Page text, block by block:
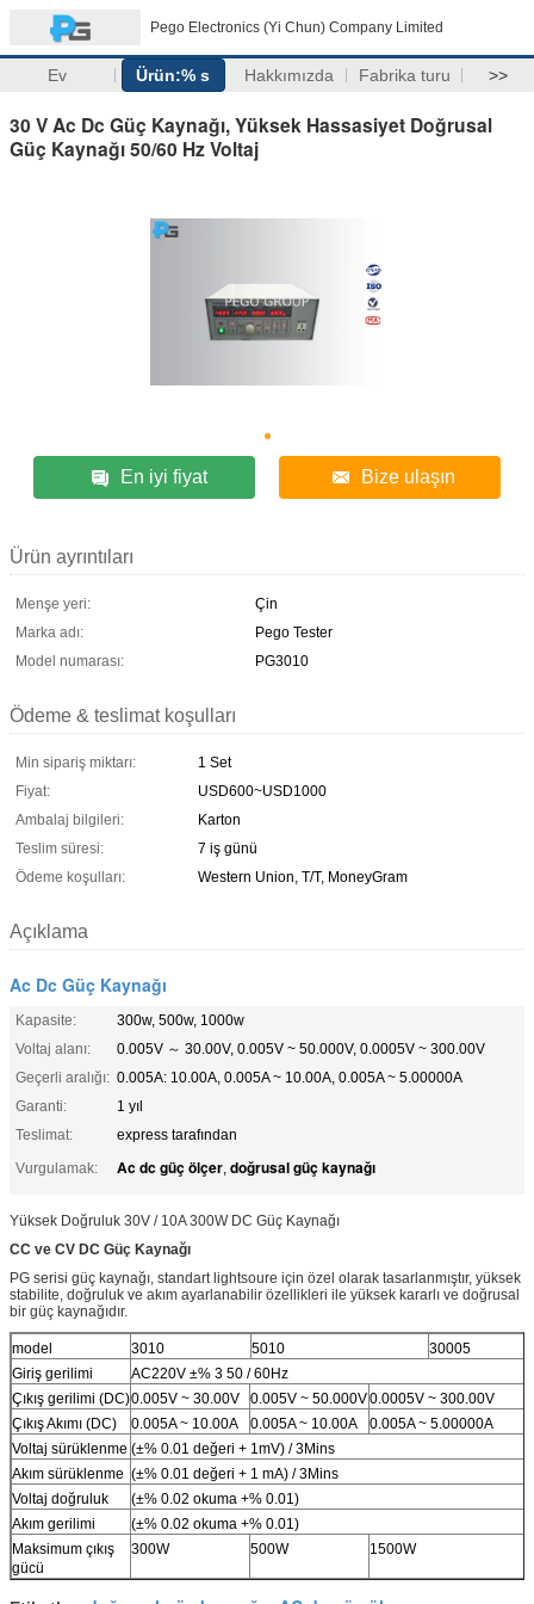
Pego Electronics (Yi Chun) Company Limited
Ev Ürün:% s Hakkımızda Fabrika turu >>
30 V Ac Dc Güç Kaynağı, Yüksek Hassasiyet Doğrusal
Güç Kaynağı 50/60 Hz Voltaj
En iyi fiyat Bize ulaşın
Ürün ayrıntıları
Menşe yeri:
Çin
Marka adı:
Pego Tester
Model numarası:
PG3010
Ödeme & teslimat koşulları
Min sipariş miktarı:
1 Set
Fiyat:
USD600~USD1000
Ambalaj bilgileri:
Karton
Teslim süresi:
7 iş günü
Ödeme koşulları:
Western Union, T/T, MoneyGram
Açıklama
Ac Dc Güç Kaynağı
Kapasite:
300w, 500w, 1000w
Voltaj alanı:
0.005V ～ 30.00V, 0.005V ~ 50.000V, 0.0005V ~ 300.00V
Geçerli aralığı: 0.005A: 10.00A, 0.005A ~ 10.00A, 0.005A ~ 5.00000A
Garanti:
1 yıl
Teslimat:
express tarafından
Vurgulamak:
Ac dc güç ölçer, doğrusal güç kaynağı
Yüksek Doğruluk 30V / 10A 300W DC Güç Kaynağı
CC ve CV DC Güç Kaynağı
PG serisi güç kaynağı, standart lightsoure için özel olarak tasarlanmıştır, yüksek
stabilite, doğruluk ve akım ayarlanabilir özellikleri ile yüksek kararlı ve doğrusal
bir güç kaynağıdır.
model 3010 5010
30005
Giriş gerilimi
AC220V ±% 3 50 / 60Hz
Çıkış gerilimi (DC)0.005V ~ 30.00V 0.005V ~ 50.000V0.0005V ~ 300.00V
Çıkış Akımı (DC)
0.005A ~ 10.00A 0.005A ~ 10.00A
0.005A ~ 5.00000A
Voltaj sürüklenme (±% 0.01 değeri + 1mV) / 3Mins
Akım sürüklenme (±% 0.01 değeri + 1 mA) / 3Mins
Voltaj doğruluk
(±% 0.02 okuma +% 0.01)
Akım gerilimi
(±% 0.02 okuma +% 0.01)
Maksimum çıkış
gücü
300W 500W 1500W